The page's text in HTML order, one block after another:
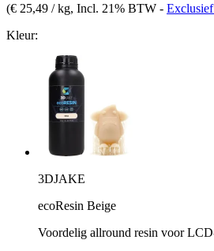
(€ 25,49 / kg, Incl. 21% BTW -
Kleur:
3DJAKE
ecoResin Beige
Voordelig allround resin voor